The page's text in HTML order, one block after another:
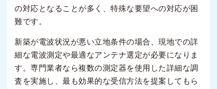
の対応となることが多く、特殊な要望への対応が困
難です。
新築が電波状況が悪い立地条件の場合、現地での詳
細な電波測定や最適なアンテナ選定が必要になりま
す。専門業者なら複数の測定器を使用した詳細な調
査を実施し、最も効果的な受信方法を提案してもら